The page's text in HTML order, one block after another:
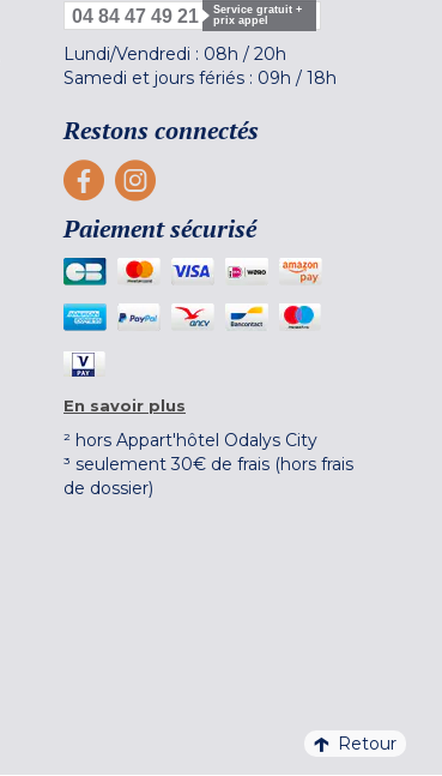
04 84 47 49 21
Service gratuit +
prix appel
Lundi/Vendredi : 08h / 20h
Samedi et jours fériés : 09h / 18h
Restons connectés
Paiement sécurisé
En savoir plus
² hors Appart'hôtel Odalys City
³ seulement 30€ de frais (hors frais
de dossier)
Retour